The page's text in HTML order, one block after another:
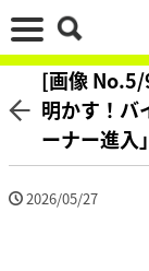
[画像 No.5/
明かす！バ
ーナー進入
2026/05/27